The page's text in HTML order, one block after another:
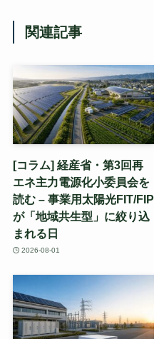
関連記事
[コラム] 経産省・第3回再
エネ主力電源化小委員会を
読む – 事業用太陽光FIT/FIP
が「地域共生型」に絞り込
まれる日
2026-08-01